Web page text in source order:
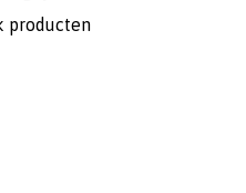
producten